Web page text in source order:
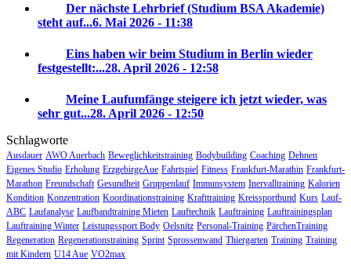
Der nächste Lehrbrief (Studium BSA Akademie)
steht auf...6. Mai 2026 - 11:38
Eins haben wir beim Studium in Berlin wieder
festgestellt:...28. April 2026 - 12:58
Meine Laufumfänge steigere ich jetzt wieder, was
sehr gut...28. April 2026 - 12:50
Schlagworte
Ausdauer AWO Auerbach Beweglichkeitstraining Bodybuilding Coaching Dehnen
Eigenes Studio Erholung ErzgebirgeAue Fahrtspiel Fitness Frankfurt-Marathin Frankfurt-
Marathon Freundschaft Gesundheit Gruppenlauf Immunsystem Inervalltraining Kalorien
Kondition Konzentration Koordinationstraining Krafttraining Kreissportbund Kurs Lauf-
ABC Laufanalyse Laufbandtraining Mieten Lauftechnik Lauftraining Lauftrainingsplan
Lauftraining Winter Leistungssport Body Oelsnitz Personal-Training PärchenTraining
Regeneration Regenerationstraining Sprint Sprossenwand Thiergarten Training Training
mit Kindern U14 Aue VO2max